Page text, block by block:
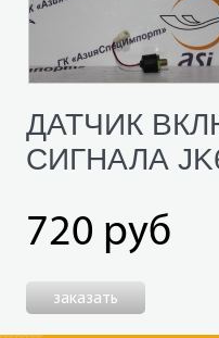
ДАТЧИК
СИГНАЛА
720 руб
заказать